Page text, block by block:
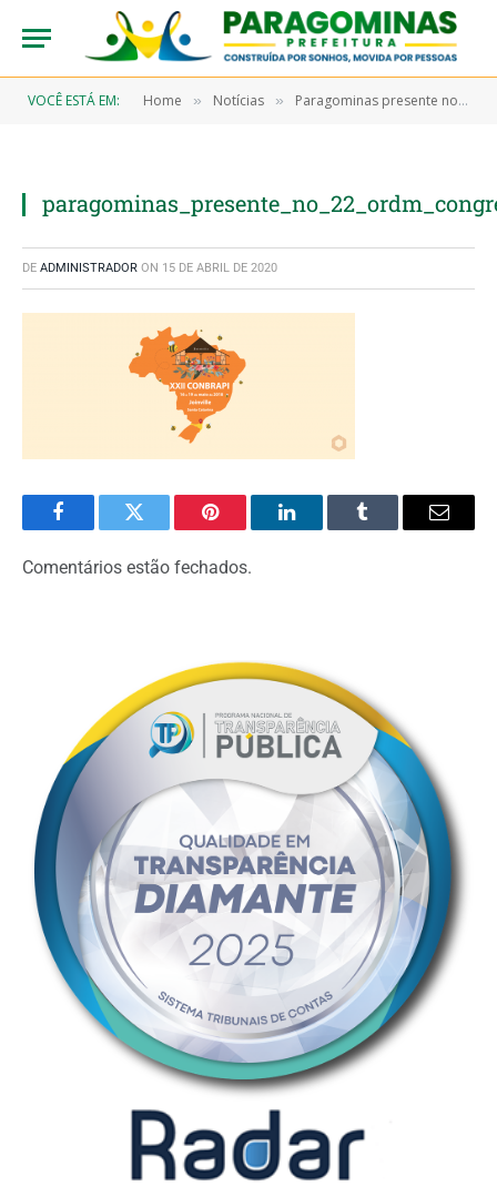
VOCÊ ESTÁ EM: Home » Notícias » Paragominas presente no 22º Congresso Brasileiro de Apicultura “Polinização e tecnologia” (CONBRAPI)
DE ADMINISTRADOR ON 15 DE ABRIL DE 2020
FacebookTwitter Pinterest LinkedInTumblr Email
Comentários estão fechados.